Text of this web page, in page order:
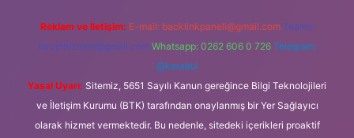
Reklam ve İletişim: E-mail: backlinkpaneli@gmail.com Teams:
forumhizmeti@gmail.com Whatsapp: 0262 606 0 726 Telegram:
@karabul
Yasal Uyarı: Sitemiz, 5651 Sayılı Kanun gereğince Bilgi Teknolojileri
ve İletişim Kurumu (BTK) tarafından onaylanmış bir Yer Sağlayıcı
olarak hizmet vermektedir. Bu nedenle, sitedeki içerikleri proaktif